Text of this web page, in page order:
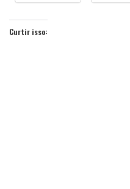
Curtir isso: